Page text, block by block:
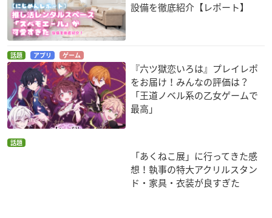
設備を徹底紹介【レポート】
話題 アプリ ゲーム
『六ツ獄恋いろは』プレイレポ
をお届け！みんなの評価は？
「王道ノベル系の乙女ゲームで
最高」
話題
「あくねこ展」に行ってきた感
想！執事の特大アクリルスタン
ド・家具・衣装が良すぎた